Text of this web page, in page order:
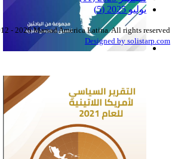
يوليو 2025
(5)
- 2026 Marsad America Latina. All rights reserved.
Designed by solistarp.com